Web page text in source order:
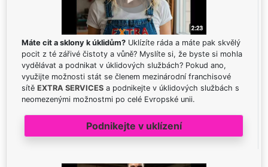
Máte cit a sklony k úklidům? Uklízíte ráda a máte pak skvělý
pocit z té zářivé čistoty a vůně? Myslíte si, že byste si mohla
vydělávat a podnikat v úklidových službách? Pokud ano,
využijte možnosti stát se členem mezinárodní franchisové
sítě EXTRA SERVICES a podnikejte v úklidových službách s
neomezenými možnostmi po celé Evropské unii.
Podnikejte v uklízení